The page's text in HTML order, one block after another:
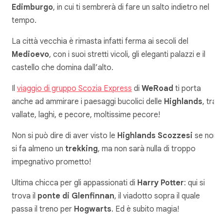
Edimburgo, in cui ti sembrerà di fare un salto indietro nel
tempo.
La città vecchia è rimasta infatti ferma ai secoli del
Medioevo, con i suoi stretti vicoli, gli eleganti palazzi e il
castello che domina dall’alto.
Il viaggio di gruppo Scozia Express di WeRoad ti porta
anche ad ammirare i paesaggi bucolici delle Highlands, tra
vallate, laghi, e pecore, moltissime pecore!
Non si può dire di aver visto le Highlands Scozzesi se non
si fa almeno un trekking, ma non sarà nulla di troppo
impegnativo prometto!
Ultima chicca per gli appassionati di Harry Potter: qui si
trova il ponte di Glenfinnan, il viadotto sopra il quale
passa il treno per Hogwarts. Ed è subito magia!